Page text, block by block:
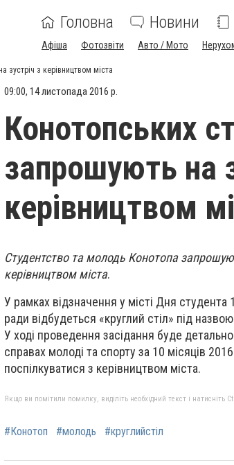
Головна Новини
Афіша Фотозвіти Авто / Мото
зустріч з керівництвом міста
09:00, 14 листопада 2016 р.
Конотопських
запрошують на
керівництвом
Студентство та молодь Конотопа
керівництвом міста.
У рамках відзначення у місті Дня
ради відбудеться «круглий стіл» під
У ході проведення засідання буде
справах молоді та спорту за 10 місяців
поспілкуватися з керівництвом міста.
Якщо ви помітили помилку, виділіть необхідний текст і натисніть
#Конотоп #молодь #круглийстіл